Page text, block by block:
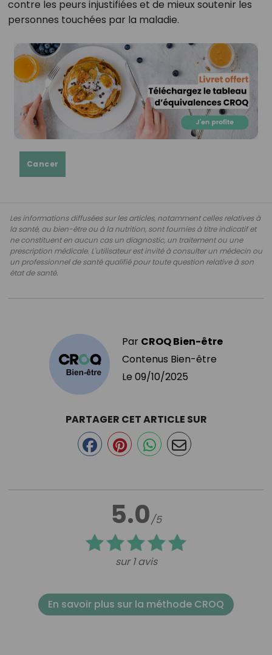
contre les peurs injustifiées et de mieux soutenir les
personnes touchées par la maladie.
Cancer
Les informations diffusées sur les articles, notamment celles relatives à
la santé, au bien-être ou à la nutrition, sont fournies à titre indicatif et
ne constituent en aucun cas un diagnostic, un traitement ou une
prescription médicale. L'utilisateur est invité à consulter un médecin ou
un professionnel de santé qualifié pour toute question relative à son
état de santé.
Par CROQ Bien-être
Contenus Bien-être
Le 09/10/2025
5.0/5
sur 1 avis
PARTAGER CET ARTICLE SUR
En savoir plus sur la méthode CROQ